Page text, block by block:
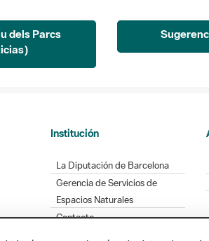
dels Parcs
Institución
La Diputación de Barcelona
Gerencia de Servicios de
Espacios Naturales
Contacto